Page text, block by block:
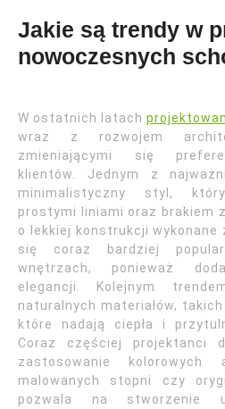
Jakie są trendy w
nowoczesnych
W ostatnich latach
wraz z rozwojem
zmieniającymi się
klientów. Jednym z
minimalistyczny styl,
prostymi liniami oraz brakiem
o lekkiej konstrukcji wykonane
się coraz bardziej
wnętrzach, ponieważ
elegancji. Kolejnym
naturalnych materiałów,
które nadają ciepła i
Coraz częściej projektanci
zastosowanie
malowanych stopni czy
pozwala na stworzenie